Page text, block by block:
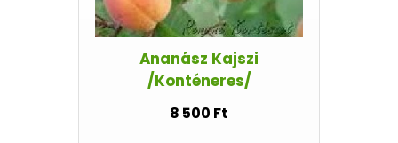
Ananász Kajszi
/Konténeres/
8 500 Ft